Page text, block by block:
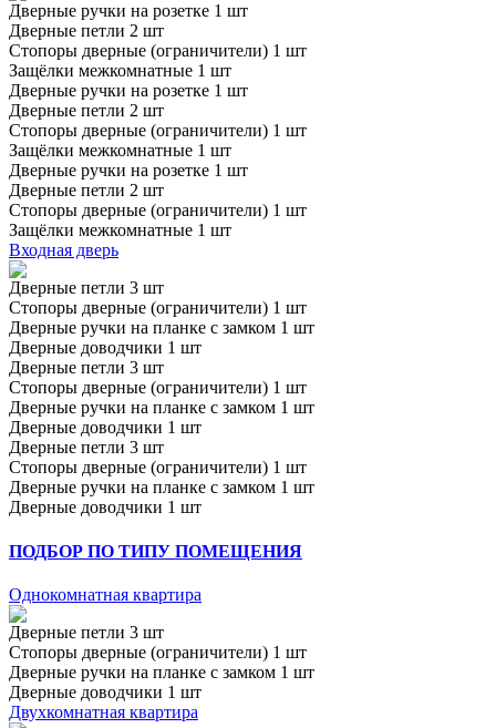
Дверные ручки на розетке 1 шт
Дверные петли 2 шт
Стопоры дверные (ограничители) 1 шт
Защёлки межкомнатные 1 шт
Дверные ручки на розетке 1 шт
Дверные петли 2 шт
Стопоры дверные (ограничители) 1 шт
Защёлки межкомнатные 1 шт
Дверные ручки на розетке 1 шт
Дверные петли 2 шт
Стопоры дверные (ограничители) 1 шт
Защёлки межкомнатные 1 шт
Входная дверь
Дверные петли 3 шт
Стопоры дверные (ограничители) 1 шт
Дверные ручки на планке с замком 1 шт
Дверные доводчики 1 шт
Дверные петли 3 шт
Стопоры дверные (ограничители) 1 шт
Дверные ручки на планке с замком 1 шт
Дверные доводчики 1 шт
Дверные петли 3 шт
Стопоры дверные (ограничители) 1 шт
Дверные ручки на планке с замком 1 шт
Дверные доводчики 1 шт
ПОДБОР ПО ТИПУ ПОМЕЩЕНИЯ
Однокомнатная квартира
Дверные петли 3 шт
Стопоры дверные (ограничители) 1 шт
Дверные ручки на планке с замком 1 шт
Дверные доводчики 1 шт
Двухкомнатная квартира